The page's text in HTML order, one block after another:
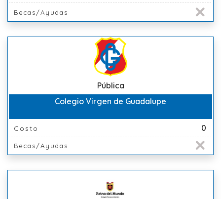
Becas/Ayudas
Pública
Colegio Virgen de Guadalupe
Costo 0
Becas/Ayudas